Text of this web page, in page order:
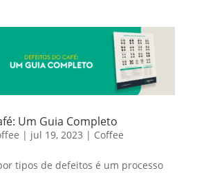
Um Guia Completo
| jul 19, 2023 | Coffee
tipos de defeitos é um processo